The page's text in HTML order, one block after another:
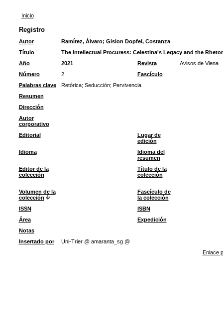
Inicio
Registro
Autor Ramírez, Álvaro; Gislon Dopfel, Costanza
Título
The Intellectual Procuress: Celestina's Legacy and the
Año
2021 Revista
Avisos de Viena
Número
2
Fascículo
Palabras clave
Retórica; Seducción; Pervivencia
Resumen
Dirección
Autor
corporativo
Editorial
Lugar de
edición
Idioma
Idioma del
resumen
Editor de la
colección
Título de la
colección
Volumen de la
colección
Fascículo de
la colección
ISSN
ISBN
Área
Expedición
Notas
Insertado por
Uni-Trier @ amaranta_sg @
Enlace